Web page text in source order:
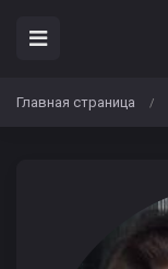
Главная страница /